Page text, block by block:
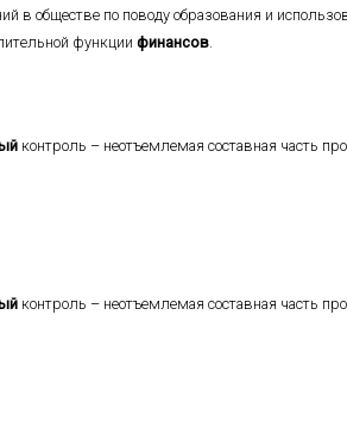
в обществе по поводу образования и
функции финансов.
контроль – неотъемлемая составная часть
контроль – неотъемлемая составная часть